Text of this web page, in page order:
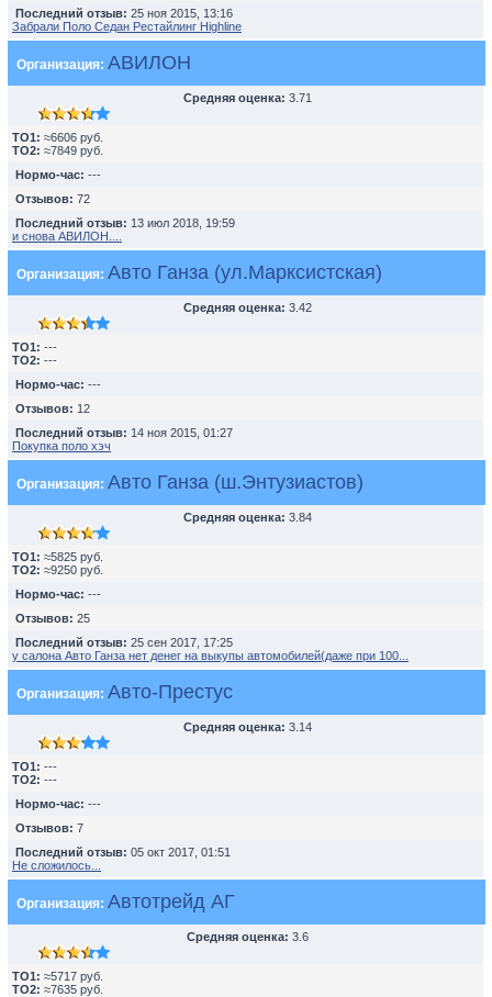
Последний отзыв: 25 ноя 2015, 13:16
Забрали Поло Седан Рестайлинг Highline
Организация: АВИЛОН
Средняя оценка: 3.71
TO1: ≈6606 руб.
TO2: ≈7849 руб.
Нормо-час: ---
Отзывов: 72
Последний отзыв: 13 июл 2018, 19:59
и снова АВИЛОН....
Организация: Авто Ганза (ул.Марксистская)
Средняя оценка: 3.42
TO1: ---
TO2: ---
Нормо-час: ---
Отзывов: 12
Последний отзыв: 14 ноя 2015, 01:27
Покупка поло хэч
Организация: Авто Ганза (ш.Энтузиастов)
Средняя оценка: 3.84
TO1: ≈5825 руб.
TO2: ≈9250 руб.
Нормо-час: ---
Отзывов: 25
Последний отзыв: 25 сен 2017, 17:25
у салона Авто Ганза нет денег на выкупы автомобилей(даже при 100...
Организация: Авто-Престус
Средняя оценка: 3.14
TO1: ---
TO2: ---
Нормо-час: ---
Отзывов: 7
Последний отзыв: 05 окт 2017, 01:51
Не сложилось...
Организация: Автотрейд АГ
Средняя оценка: 3.6
TO1: ≈5717 руб.
TO2: ≈7635 руб.